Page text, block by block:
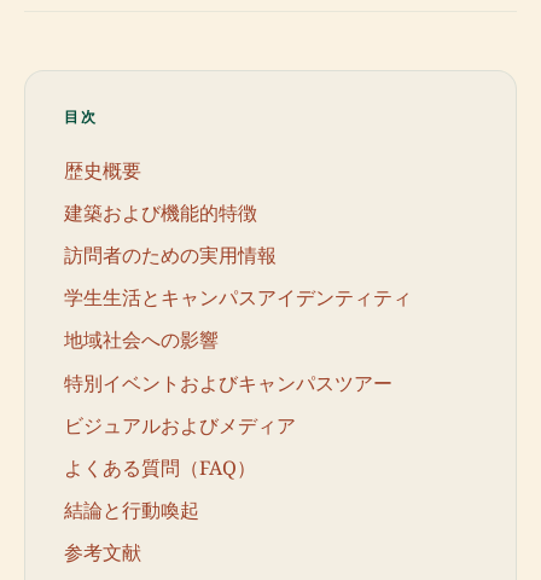
目次
歴史概要
建築および機能的特徴
訪問者のための実用情報
学生生活とキャンパスアイデンティティ
地域社会への影響
特別イベントおよびキャンパスツアー
ビジュアルおよびメディア
よくある質問（FAQ）
結論と行動喚起
参考文献